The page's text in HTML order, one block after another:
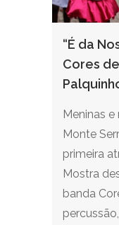
“É da
Cores
Meninas
Monte
primeira
Mostra
banda